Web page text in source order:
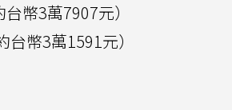
幣3萬7907元）
幣3萬1591元）